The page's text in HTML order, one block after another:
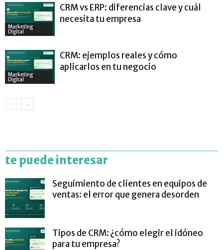
Marketing
Digital
CRM vs ERP: diferencias clave y cuál
necesita tu empresa
Marketing
Digital
CRM: ejemplos reales y cómo
aplicarlos en tu negocio
te puede interesar
Seguimiento de clientes en equipos de
ventas: el error que genera desorden
Tipos de CRM: ¿cómo elegir el idóneo
para tu empresa?